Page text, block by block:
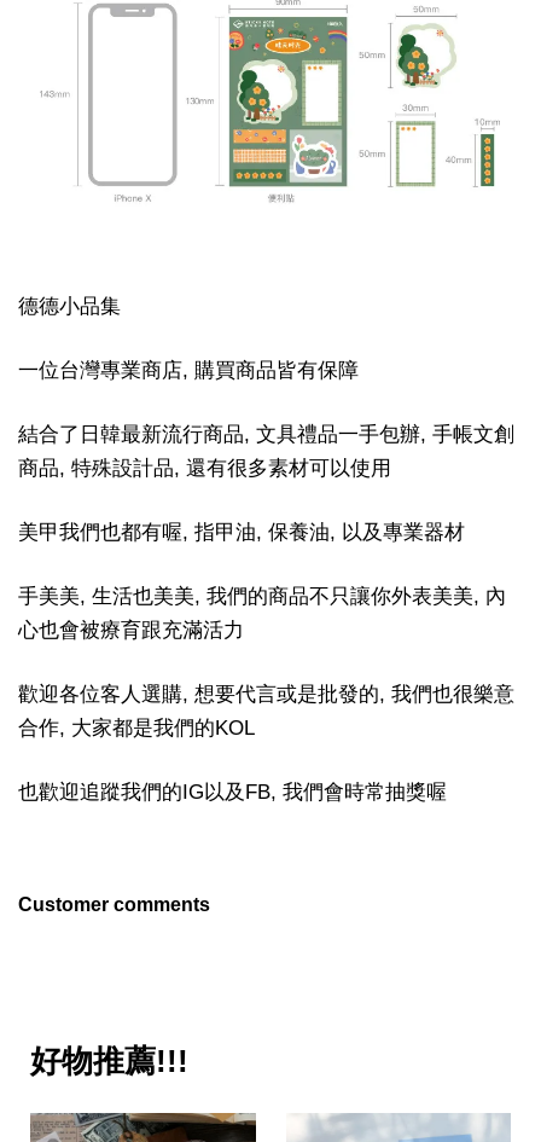
德德小品集
一位台灣專業商店, 購買商品皆有保障
結合了日韓最新流行商品, 文具禮品一手包辦, 手帳文創
商品, 特殊設計品, 還有很多素材可以使用
美甲我們也都有喔, 指甲油, 保養油, 以及專業器材
手美美, 生活也美美, 我們的商品不只讓你外表美美, 內
心也會被療育跟充滿活力
歡迎各位客人選購, 想要代言或是批發的, 我們也很樂意
合作, 大家都是我們的KOL
也歡迎追蹤我們的IG以及FB, 我們會時常抽獎喔
Customer comments
好物推薦!!!